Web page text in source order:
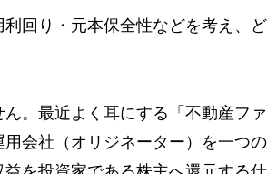
回り・元本保全性などを考え、
。最近よく耳にする「不動産フ
会社（オリジネーター）を一つ